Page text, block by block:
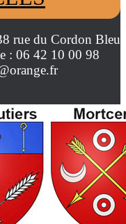
rue du Cordon Bleu
: 06 42 10 00 98